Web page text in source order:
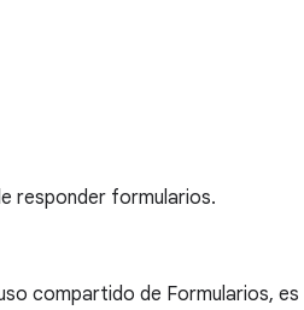
responder formularios.
compartido de Formularios, es